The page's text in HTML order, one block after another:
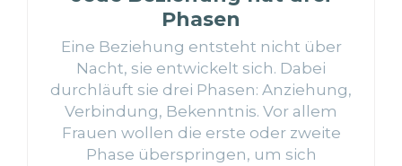
Phasen
Eine Beziehung entsteht nicht über
Nacht, sie entwickelt sich. Dabei
durchläuft sie drei Phasen: Anziehung,
Verbindung, Bekenntnis. Vor allem
Frauen wollen die erste oder zweite
Phase überspringen, um sich